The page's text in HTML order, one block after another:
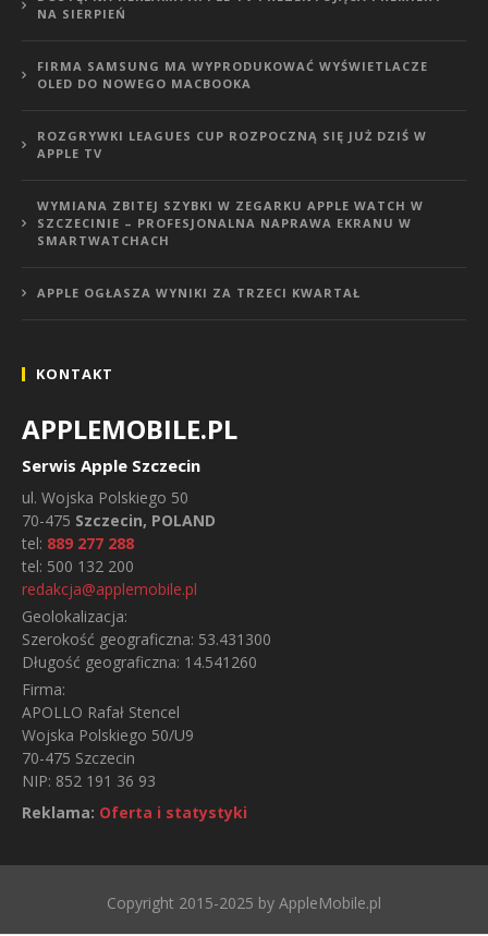
NA SIERPIEŃ
FIRMA SAMSUNG MA WYPRODUKOWAĆ WYŚWIETLACZE
OLED DO NOWEGO MACBOOKA
ROZGRYWKI LEAGUES CUP ROZPOCZNĄ SIĘ JUŻ DZIŚ W
APPLE TV
WYMIANA ZBITEJ SZYBKI W ZEGARKU APPLE WATCH W
SZCZECINIE – PROFESJONALNA NAPRAWA EKRANU W
SMARTWATCHACH
APPLE OGŁASZA WYNIKI ZA TRZECI KWARTAŁ
KONTAKT
APPLEMOBILE.PL
Serwis Apple Szczecin
ul. Wojska Polskiego 50
70-475 Szczecin, POLAND
tel: 889 277 288
tel: 500 132 200
redakcja@applemobile.pl
Geolokalizacja:
Szerokość geograficzna: 53.431300
Długość geograficzna: 14.541260
Firma:
APOLLO Rafał Stencel
Wojska Polskiego 50/U9
70-475 Szczecin
NIP: 852 191 36 93
Reklama: Oferta i statystyki
Copyright 2015-2025 by AppleMobile.pl